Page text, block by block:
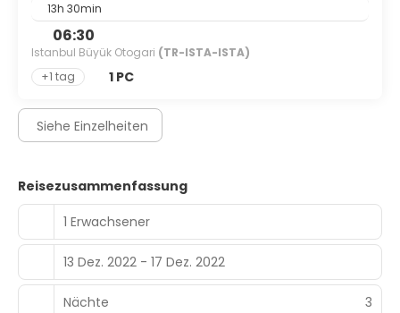
13h 30min
06:30
Istanbul Büyük Otogari (TR-ISTA-ISTA)
+1 tag
1 PC
Siehe Einzelheiten
Reisezusammenfassung
1 Erwachsener
13 Dez. 2022 - 17 Dez. 2022
Nächte 3